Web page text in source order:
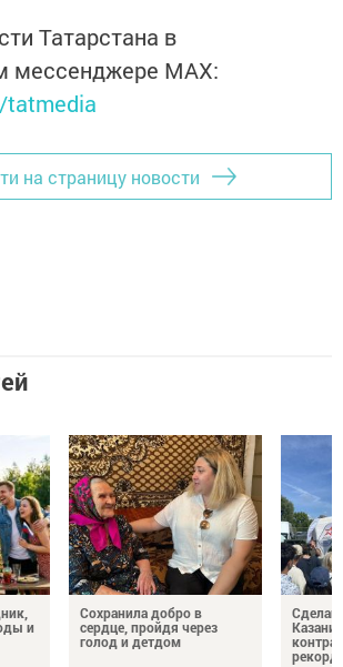
Татарстана в
мессенджере MАХ:
на страницу новости
и
Сохранила добро в
сердце, пройдя через
голод и детдом
Сделай
Казани